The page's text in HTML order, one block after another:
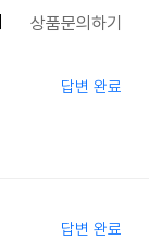
상품문의하기
답변 완료
답변 완료